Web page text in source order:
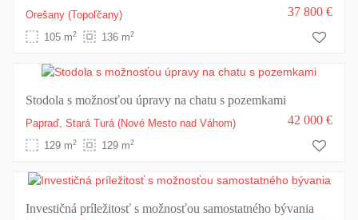
Orešany (Topoľčany)
105 m2 136 m2
37 800 €
Stodola s možnosťou úpravy na chatu s pozemkami
Papraď, Stará Turá (Nové Mesto nad Váhom)
129 m2 129 m2
42 000 €
Investičná príležitosť s možnosťou samostatného bývania